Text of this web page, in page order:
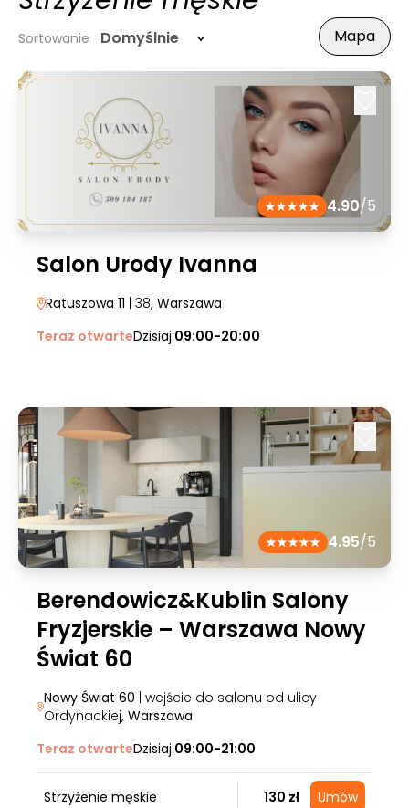
Sortowanie Domyślnie Mapa
4.90/5
Salon Urody Ivanna
Ratuszowa 11 | 38, Warszawa
Teraz otwarteDzisiaj:09:00-20:00
4.95/5
Berendowicz&Kublin Salony
Fryzjerskie – Warszawa Nowy
Świat 60
Nowy Świat 60 | wejście do salonu od ulicy
Ordynackiej, Warszawa
Teraz otwarteDzisiaj:09:00-21:00
Strzyżenie męskie 130 zł Umów